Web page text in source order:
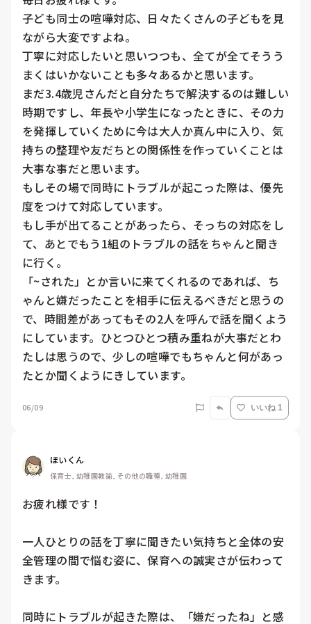
子ども同士の喧嘩対応、日々たくさんの子どもを見
ながら大変ですよね。
丁寧に対応したいと思いつつも、全てが全てそうう
まくはいかないことも多々あるかと思います。
まだ3.4歳児さんだと自分たちで解決するのは難しい
時期ですし、年長や小学生になったときに、その力
を発揮していくために今は大人か真ん中に入り、気
持ちの整理や友だちとの関係性を作っていくことは
大事な事だと思います。
もしその場で同時にトラブルが起こった際は、優先
度をつけて対応しています。
もし手が出てることがあったら、そっちの対応をし
て、あとでもう1組のトラブルの話をちゃんと聞き
に行く。
「~された」とか言いに来てくれるのであれば、ち
ゃんと嫌だったことを相手に伝えるべきだと思うの
で、時間差があってもその2人を呼んで話を聞くよう
にしています。ひとつひとつ積み重ねが大事だとわ
たしは思うので、少しの喧嘩でもちゃんと何があっ
たとか聞くようにきしています。
06/09 いいね 1
ほいくん
保育士, 幼稚園教諭, その他の職種, 幼稚園
お疲れ様です！
一人ひとりの話を丁寧に聞きたい気持ちと全体の安
全管理の間で悩む姿に、保育への誠実さが伝わって
きます。
同時にトラブルが起きた際は、「嫌だったね」と感